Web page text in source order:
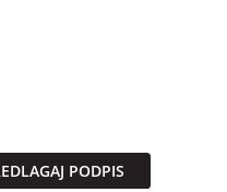
PODPIS